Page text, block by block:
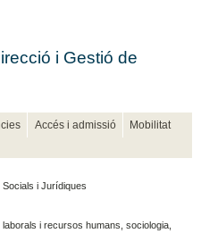
i Gestió de
Accés i admissió
Mobilitat
Socials i Jurídiques
i recursos humans, sociologia,